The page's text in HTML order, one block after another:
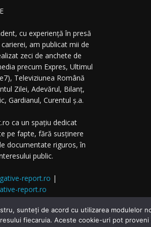
cu experiență în presă
am publicat mii de
zeci de anchete de
precum Expres, Ultimul
Televiziunea Română
Zilei, Adevărul, Bilanț,
Gardianul, Curentul ș.a.
ca un spațiu dedicat
pe fapte, fără susținere
documentate riguros, în
public.
report.ro |
report.ro
drepturile rezervate.
sunteți de acord cu utilizarea modulelor
fiecaruia. Aceste cookie-uri pot